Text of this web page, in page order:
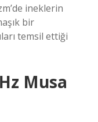
ineklerin
bir
temsil ettiği
Musa